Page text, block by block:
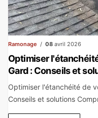
Ramonage 08 avril 2026
Optimiser
Gard : Conseils et
Optimiser l'étanchéité de
Conseils et solutions